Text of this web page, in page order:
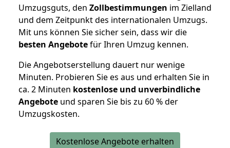
Umzugsguts, den Zollbestimmungen im Zielland
und dem Zeitpunkt des internationalen Umzugs.
Mit uns können Sie sicher sein, dass wir die
besten Angebotefür Ihren Umzug kennen.
Die Angebotserstellung dauert nur wenige
Minuten. Probieren Sie es aus und erhalten Sie in
ca. 2 Minuten kostenlose und unverbindliche
Angebote und sparen Sie bis zu 60 % der
Umzugskosten.
Kostenlose Angebote erhalten